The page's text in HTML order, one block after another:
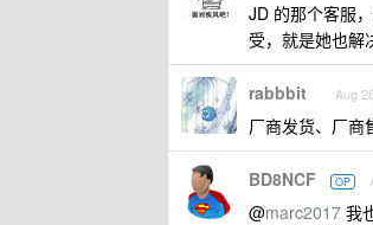
JD 的那个客服
受，就是她也解
rabbbit Aug
厂商发货、厂商
BD8NCF OP
@marc2017 我